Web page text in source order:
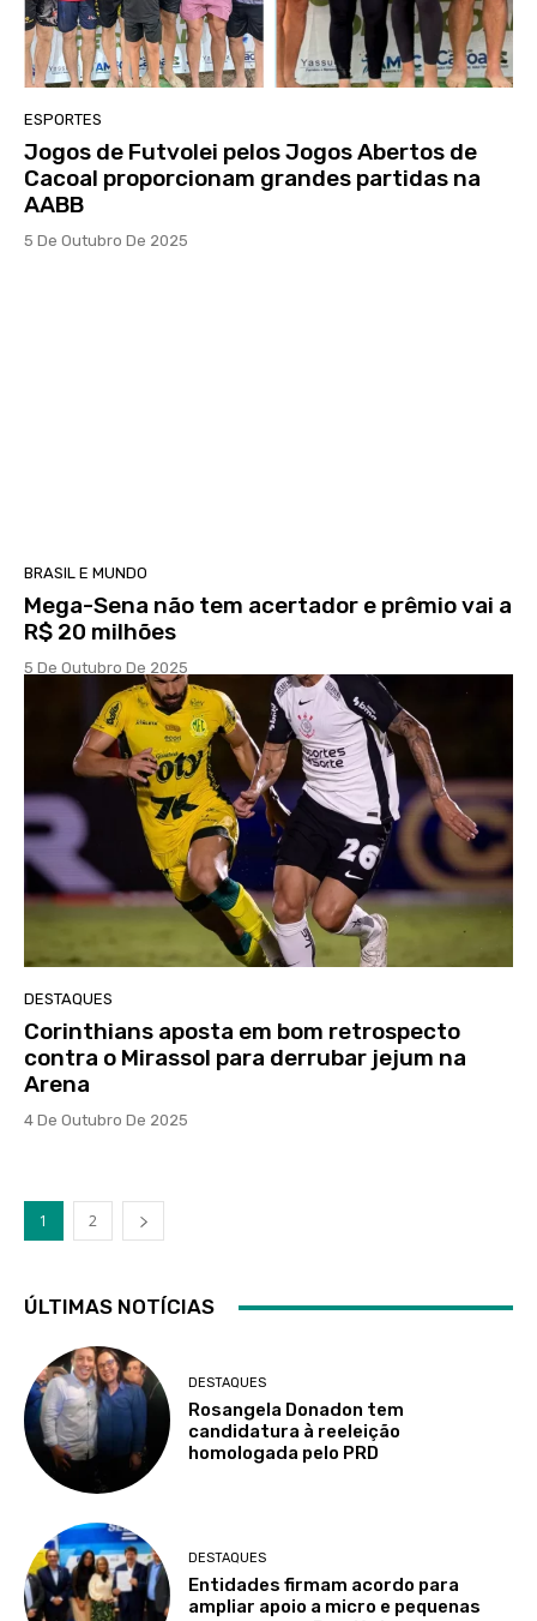
ESPORTES
Jogos de Futvolei pelos Jogos Abertos de
Cacoal proporcionam grandes partidas na
AABB
5 De Outubro De 2025
BRASIL E MUNDO
Mega-Sena não tem acertador e prêmio vai a
R$ 20 milhões
5 De Outubro De 2025
DESTAQUES
Corinthians aposta em bom retrospecto
contra o Mirassol para derrubar jejum na
Arena
4 De Outubro De 2025
1 2
ÚLTIMAS NOTÍCIAS
DESTAQUES
Rosangela Donadon tem
candidatura à reeleição
homologada pelo PRD
DESTAQUES
Entidades firmam acordo para
ampliar apoio a micro e pequenas